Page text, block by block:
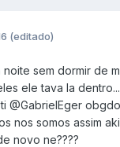
(editado)
sem dormir de
ele tava la
@GabrielEger
nos somos assim
novo ne????